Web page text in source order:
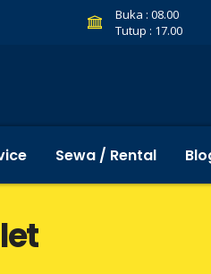
Buka : 08.00
Tutup : 17.00
Sewa / Rental